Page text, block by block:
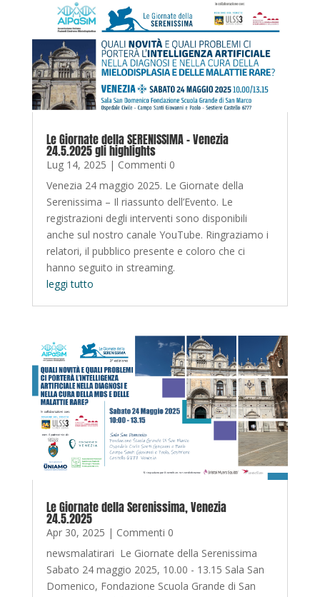
Le Giornate della SERENISSIMA – Venezia
24.5.2025 gli highlights
Lug 14, 2025 | Commenti 0
Venezia 24 maggio 2025. Le Giornate della
Serenissima – Il riassunto dell’Evento. Le
registrazioni degli interventi sono disponibili
anche sul nostro canale YouTube. Ringraziamo i
relatori, il pubblico presente e coloro che ci
hanno seguito in streaming.
leggi tutto
Le Giornate della Serenissima, Venezia
24.5.2025
Apr 30, 2025 | Commenti 0
newsmalatirari Le Giornate della Serenissima
Sabato 24 maggio 2025, 10.00 - 13.15 Sala San
Domenico, Fondazione Scuola Grande di San